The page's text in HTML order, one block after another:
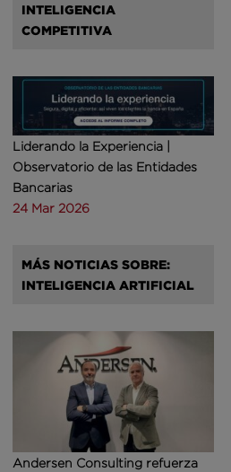
INTELIGENCIA
COMPETITIVA
Liderando la Experiencia |
Observatorio de las Entidades
Bancarias
24 Mar 2026
MÁS NOTICIAS SOBRE:
INTELIGENCIA ARTIFICIAL
Andersen Consulting refuerza